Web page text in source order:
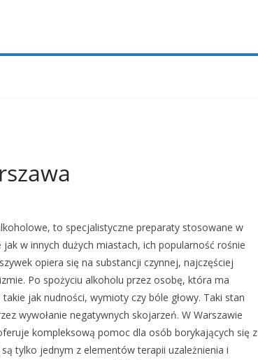
to specjalistyczne preparaty stosowane w
w innych dużych miastach, ich popularność rośnie
opiera się na substancji czynnej, najczęściej
Po spożyciu alkoholu przez osobę, która ma
jak nudności, wymioty czy bóle głowy. Taki stan
wywołanie negatywnych skojarzeń. W Warszawie
kompleksową pomoc dla osób borykających się z
tylko jednym z elementów terapii uzależnienia i